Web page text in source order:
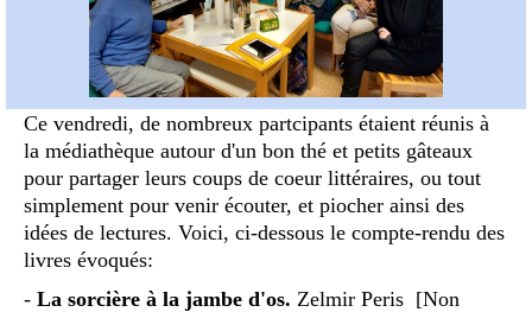
Ce vendredi, de nombreux partcipants étaient réunis à
la médiathèque autour d'un bon thé et petits gâteaux
pour partager leurs coups de coeur littéraires, ou tout
simplement pour venir écouter, et piocher ainsi des
idées de lectures. Voici, ci-dessous le compte-rendu des
livres évoqués:
- La sorcière à la jambe d'os. Zelmir Peris [Non